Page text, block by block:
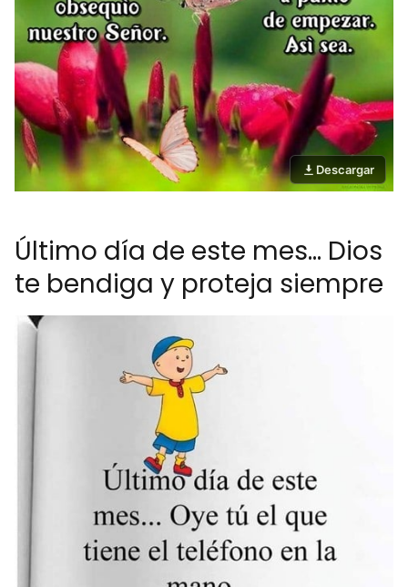
Descargar
Último día de este mes... Dios
te bendiga y proteja siempre